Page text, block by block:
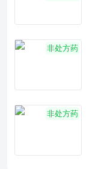
非处方药
非处方药